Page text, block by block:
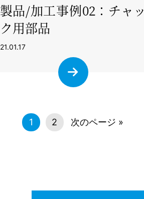
製品/加工事例02：チャッ
ク用部品
21.01.17
1 2 次のページ »